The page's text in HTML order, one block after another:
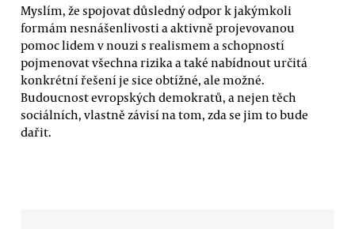
Myslím, že spojovat důsledný odpor k jakýmkoli
formám nesnášenlivosti a aktivně projevovanou
pomoc lidem v nouzi s realismem a schopností
pojmenovat všechna rizika a také nabídnout určitá
konkrétní řešení je sice obtížné, ale možné.
Budoucnost evropských demokratů, a nejen těch
sociálních, vlastně závisí na tom, zda se jim to bude
dařit.